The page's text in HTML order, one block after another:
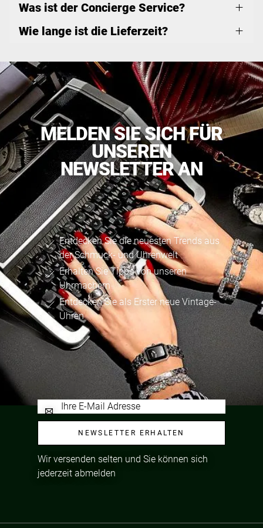
Was ist der Concierge Service?
Wie lange ist die Lieferzeit?
MELDEN SIE SICH FÜR
UNSEREN
NEWSLETTER AN
Entdecken Sie die neuesten Trends aus
der Schmuck- und Uhrenwelt
Erhalten Sie Tipps von unseren
Uhrmachern
Entdecken Sie als Erster neue Vintage-
Uhren
NEWSLETTER ERHALTEN
Wir versenden selten und Sie können sich
jederzeit abmelden